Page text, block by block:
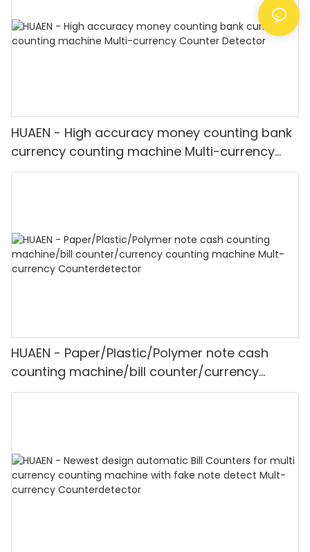
HUAEN - High accuracy money counting bank
currency counting machine Multi-currency
Counter <000000> Detector
HUAEN - Paper/Plastic/Polymer note cash
counting machine/bill counter/currency
counting machine Mult-currency